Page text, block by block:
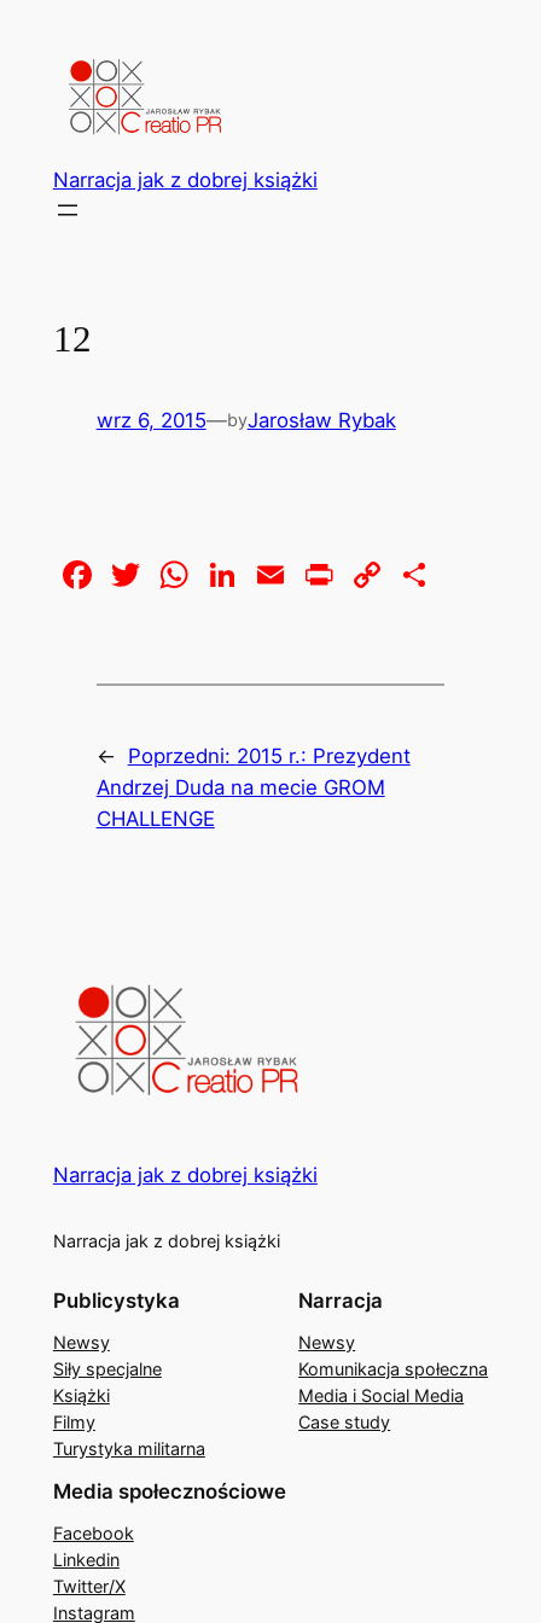
Narracja jak z dobrej książki
12
wrz 6, 2015—byJarosław Rybak
Facebook
Twitter
WhatsApp
LinkedIn
EmailPrintCopy
← Poprzedni: 2015 r.: Prezydent
Andrzej Duda na mecie GROM
CHALLENGE
Narracja jak z dobrej książki
Narracja jak z dobrej książki
Publicystyka
Newsy
Siły specjalne
Książki
Filmy
Turystyka militarna
Narracja
Newsy
Komunikacja społeczna
Media i Social Media
Case study
Media społecznościowe
Facebook
Linkedin
Twitter/X
Instagram